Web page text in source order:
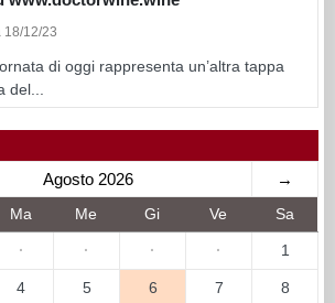
18/12/23
di oggi rappresenta un’altra tappa
Agosto 2026 →
Ma Me Gi Ve Sa
· · · · 1
4 5 6 7 8